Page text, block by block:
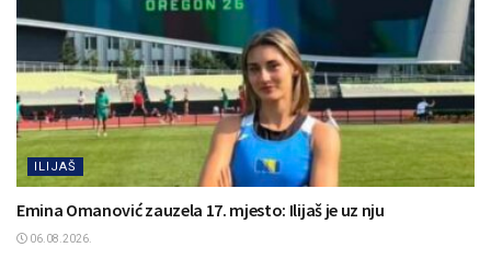
ILIJAŠ
Emina Omanović zauzela 17. mjesto: Ilijaš je uz nju
06.08.2026.